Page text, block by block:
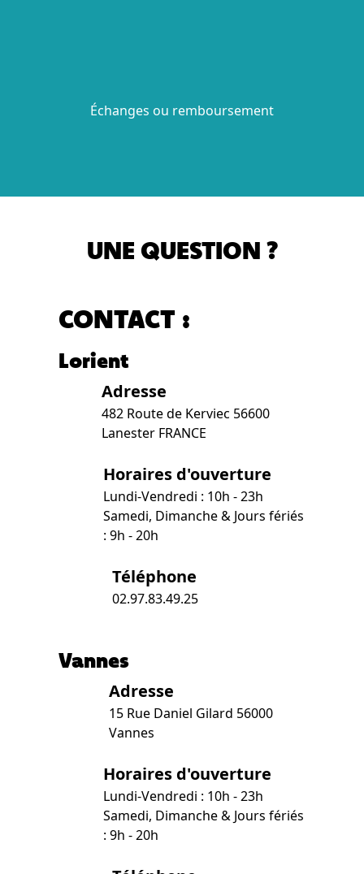
Échanges ou remboursement
UNE QUESTION ?
CONTACT :
Lorient
Adresse
482 Route de Kerviec 56600
Lanester FRANCE
Horaires d'ouverture
Lundi-Vendredi : 10h - 23h
Samedi, Dimanche & Jours fériés
: 9h - 20h
Téléphone
02.97.83.49.25
Vannes
Adresse
15 Rue Daniel Gilard 56000
Vannes
Horaires d'ouverture
Lundi-Vendredi : 10h - 23h
Samedi, Dimanche & Jours fériés
: 9h - 20h